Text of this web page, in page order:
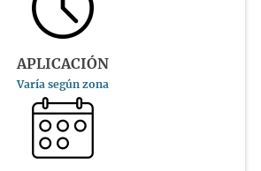
APLICACIÓN
Varía según zona